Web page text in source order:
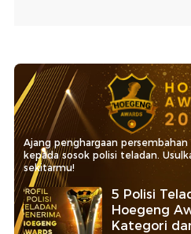
Ajang penghargaan
kepada sosok polisi teladan.
sekitarmu!
5 Polisi
Hoegeng
Kategori